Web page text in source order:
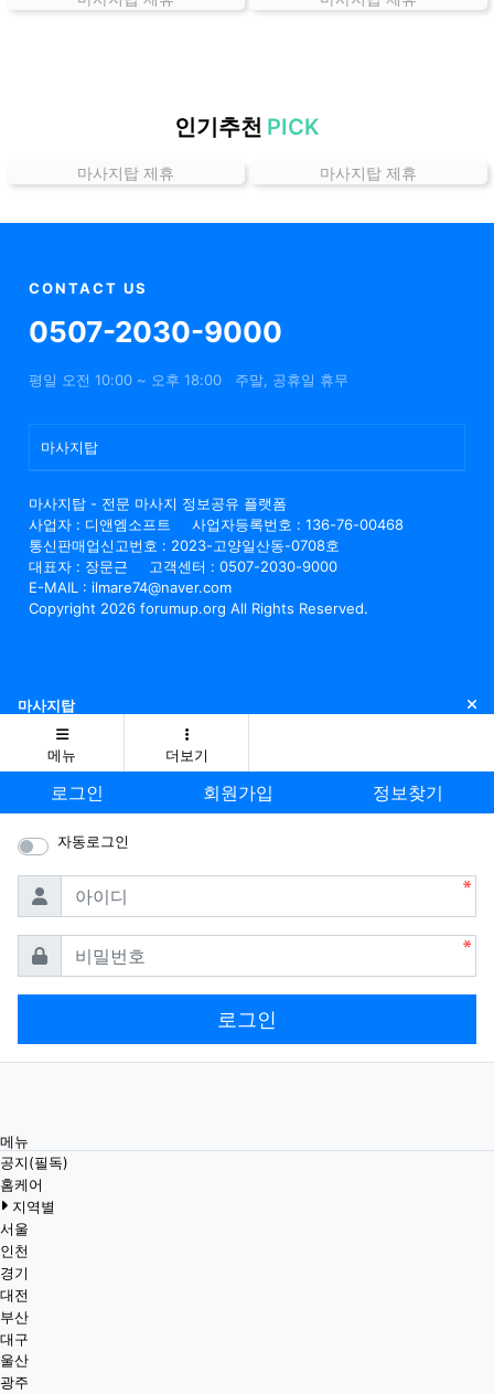
는
할
정
인기추천 PICK
마사지탑 제휴 마사지탑 제휴
CONTACT US
0507-2030-9000
평일 오전 10:00 ~ 오후 18:00 주말, 공휴일 휴무
마사지탑
마사지탑 - 전문 마사지 정보공유 플랫폼
사업자 : 디앤엠소프트
사업자등록번호 : 136-76-00468
통신판매업신고번호 : 2023-고양일산동-0708호
대표자 : 장문근
고객센터 : 0507-2030-9000
E-MAIL : ilmare74@naver.com
Copyright 2026 forumup.org All Rights Reserved.
마사지탑 닫
메뉴 더보기
로그인 회원가입 정보찾기
자동로그인
아이디
비밀번호
로그인
메뉴
공지(필독)
홈케어
지역별
서울
인천
경기
대전
부산
대구
울산
광주